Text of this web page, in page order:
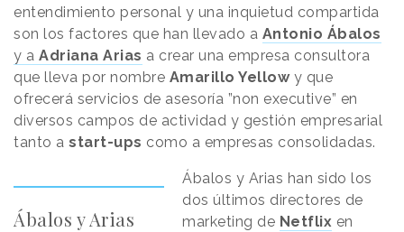
entendimiento personal y una inquietud compartida
son los factores que han llevado a Antonio Ábalos
y a Adriana Arias a crear una empresa consultora
que lleva por nombre Amarillo Yellowy que
ofrecerá servicios de asesoría ”non executive” en
diversos campos de actividad y gestión empresarial
tanto a start-ups como a empresas consolidadas.
Ábalos y Arias
Ábalos y Arias han sido los
dos últimos directores de
marketing de Netflix en